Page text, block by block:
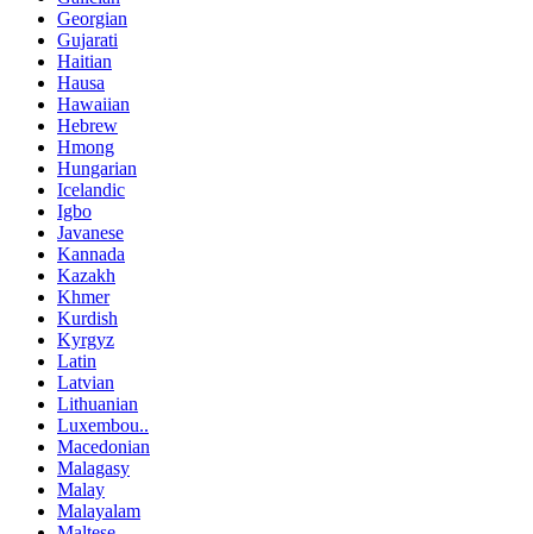
Georgian
Gujarati
Haitian
Hausa
Hawaiian
Hebrew
Hmong
Hungarian
Icelandic
Igbo
Javanese
Kannada
Kazakh
Khmer
Kurdish
Kyrgyz
Latin
Latvian
Lithuanian
Luxembou..
Macedonian
Malagasy
Malay
Malayalam